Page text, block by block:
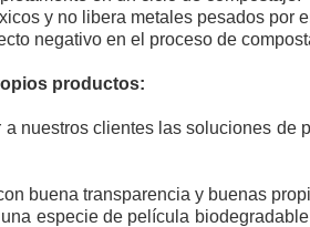
y no libera metales pesados por
negativo en el proceso de
productos:
a nuestros clientes las soluciones
buena transparencia y buenas
especie de película